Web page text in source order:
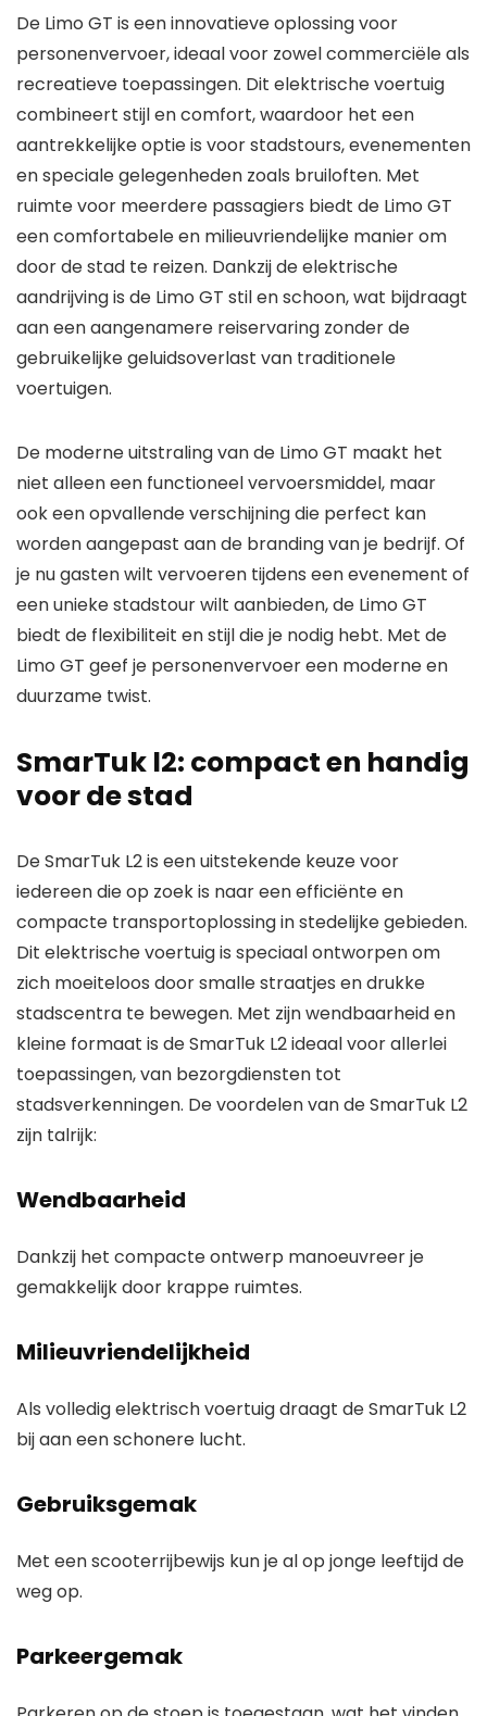
De Limo GT is een innovatieve oplossing voor
personenvervoer, ideaal voor zowel commerciële als
recreatieve toepassingen. Dit elektrische voertuig
combineert stijl en comfort, waardoor het een
aantrekkelijke optie is voor stadstours, evenementen
en speciale gelegenheden zoals bruiloften. Met
ruimte voor meerdere passagiers biedt de Limo GT
een comfortabele en milieuvriendelijke manier om
door de stad te reizen. Dankzij de elektrische
aandrijving is de Limo GT stil en schoon, wat bijdraagt
aan een aangenamere reiservaring zonder de
gebruikelijke geluidsoverlast van traditionele
voertuigen.
De moderne uitstraling van de Limo GT maakt het
niet alleen een functioneel vervoersmiddel, maar
ook een opvallende verschijning die perfect kan
worden aangepast aan de branding van je bedrijf. Of
je nu gasten wilt vervoeren tijdens een evenement of
een unieke stadstour wilt aanbieden, de Limo GT
biedt de flexibiliteit en stijl die je nodig hebt. Met de
Limo GT geef je personenvervoer een moderne en
duurzame twist.
SmarTuk l2: compact en handig
voor de stad
De SmarTuk L2 is een uitstekende keuze voor
iedereen die op zoek is naar een efficiënte en
compacte transportoplossing in stedelijke gebieden.
Dit elektrische voertuig is speciaal ontworpen om
zich moeiteloos door smalle straatjes en drukke
stadscentra te bewegen. Met zijn wendbaarheid en
kleine formaat is de SmarTuk L2 ideaal voor allerlei
toepassingen, van bezorgdiensten tot
stadsverkenningen. De voordelen van de SmarTuk L2
zijn talrijk:
Wendbaarheid
Dankzij het compacte ontwerp manoeuvreer je
gemakkelijk door krappe ruimtes.
Milieuvriendelijkheid
Als volledig elektrisch voertuig draagt de SmarTuk L2
bij aan een schonere lucht.
Gebruiksgemak
Met een scooterrijbewijs kun je al op jonge leeftijd de
weg op.
Parkeergemak